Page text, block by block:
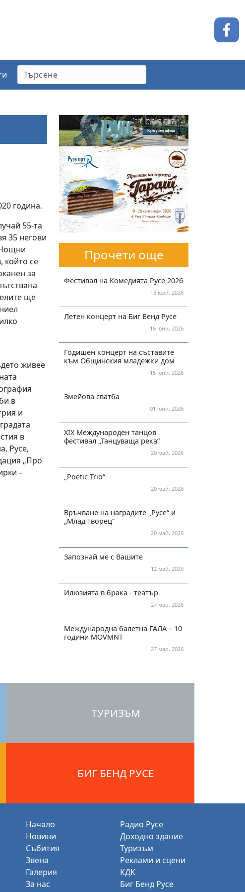
година.
55-та
35 негови
който се
за
ще
живее
в
и
в
Русе,
„Про
–
Прочети още
Фестивал на Комедията Русе 2026
13 юли, 2026
Летен концерт на Биг Бенд Русе
16 юни, 2026
Годишен концерт на съставите
към Общинския младежки дом
15 юни, 2026
Змейова сватба
01 юни, 2026
XIX Международен танцов
фестивал „Танцуваща река“
20 май, 2026
„Poetic Trio“
20 май, 2026
Връчване на наградите „Русе“ и
„Млад творец“
20 май, 2026
Запознай ме с Вашите
12 май, 2026
Илюзията в брака - театър
27 мар, 2026
Международна балетна ГАЛА – 10
години MOVMNT
27 мар, 2026
ТУРИЗЪМ
БИГ БЕНД РУСЕ
Начало
Новини
Събития
Звена
Галерия
За нас
Радио Русе
Доходно здание
Туризъм
Реклами и сцени
КДК
Биг Бенд Русе